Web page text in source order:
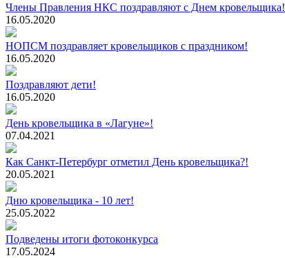
Члены Правления НКС поздравляют с Днем кровельщика!
16.05.2020
НОПСМ поздравляет кровельщиков с праздником!
16.05.2020
Поздравляют дети!
16.05.2020
День кровельщика в «Лагуне»!
07.04.2021
Как Санкт-Петербург отметил День кровельщика?!
20.05.2021
Дню кровельщика - 10 лет!
25.05.2022
Подведены итоги фотоконкурса
17.05.2024